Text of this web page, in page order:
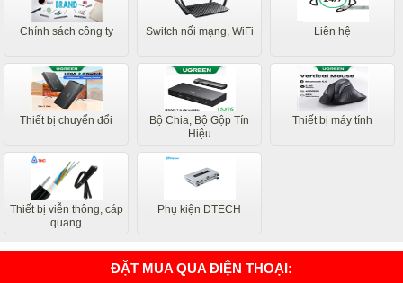
Chính sách công ty Switch nối mạng, WiFi Liên hệ
Thiết bị chuyển đổi
Bộ Chia, Bộ Gộp Tín
Hiệu
Thiết bị máy tính
Thiết bị viễn thông, cáp
quang
Phụ kiện DTECH
ĐẶT MUA QUA ĐIỆN THOẠI: